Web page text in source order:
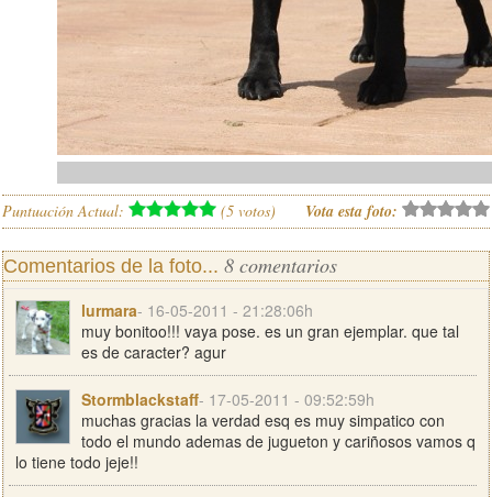
Puntuación Actual: (5 votos) Vota esta foto:
Comentarios de la foto... 8 comentarios
lurmara- 16-05-2011 - 21:28:06h
muy bonitoo!!! vaya pose. es un gran ejemplar. que tal
es de caracter? agur
Stormblackstaff- 17-05-2011 - 09:52:59h
muchas gracias la verdad esq es muy simpatico con
todo el mundo ademas de jugueton y cariñosos vamos q
lo tiene todo jeje!!